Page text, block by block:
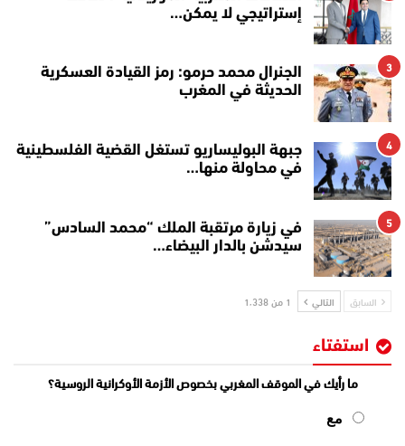
إستراتيجي لا يمكن…
3
الجنرال محمد حرمو: رمز القيادة العسكرية
الحديثة في المغرب
4
جبهة البوليساريو تستغل القضية الفلسطينية
في محاولة منها…
5
في زيارة مرتقبة الملك “محمد السادس”
سيدشن بالدار البيضاء…
السابق التالي 1 من 1٬338
استفتاء
ما رأيك في الموقف المغربي بخصوص الأزمة الأوكرانية الروسية؟
مع